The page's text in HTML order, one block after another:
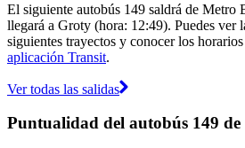
El siguiente autobús 149 saldrá de Metro
llegará a Groty (hora: 12:49). Puedes ver
siguientes trayectos y conocer los
aplicación Transit.
Ver todas las salidas
Puntualidad del autobús 149